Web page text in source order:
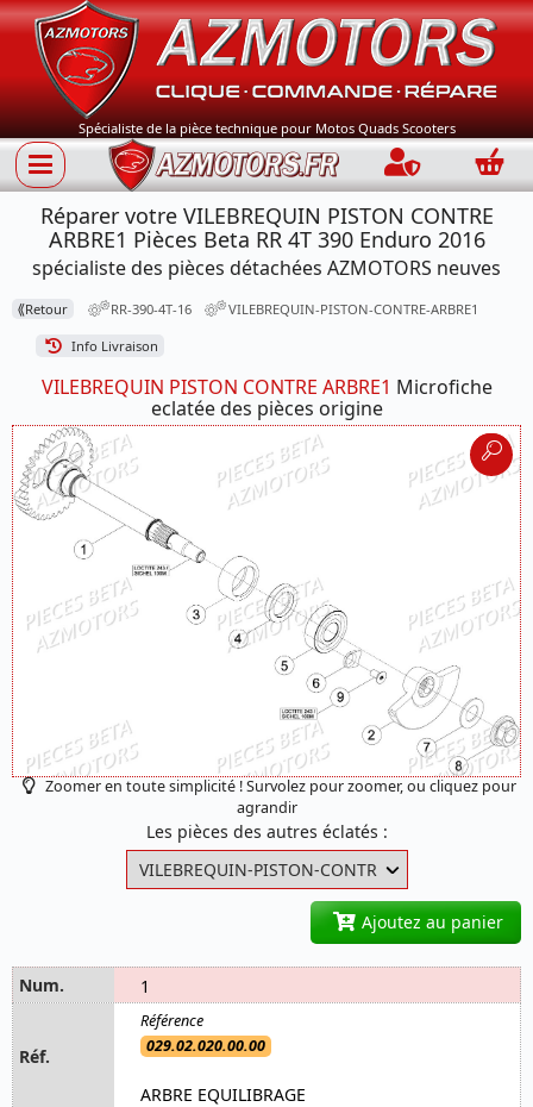
Spécialiste de la pièce technique pour Motos Quads Scooters
Connection
Réparer votre VILEBREQUIN PISTON CONTRE
ARBRE1 Pièces Beta RR 4T 390 Enduro 2016
spécialiste des pièces détachées AZMOTORS neuves
⟪Retour RR-390-4T-16 VILEBREQUIN-PISTON-CONTRE-ARBRE1
Info Livraison
VILEBREQUIN PISTON CONTRE ARBRE1 Microfiche
eclatée des pièces origine
Zoomer en toute simplicité ! Survolez pour zoomer, ou cliquez pour
agrandir
Les pièces des autres éclatés :
Ajoutez au panier
1
029.02.020.00.00
ARBRE EQUILIBRAGE